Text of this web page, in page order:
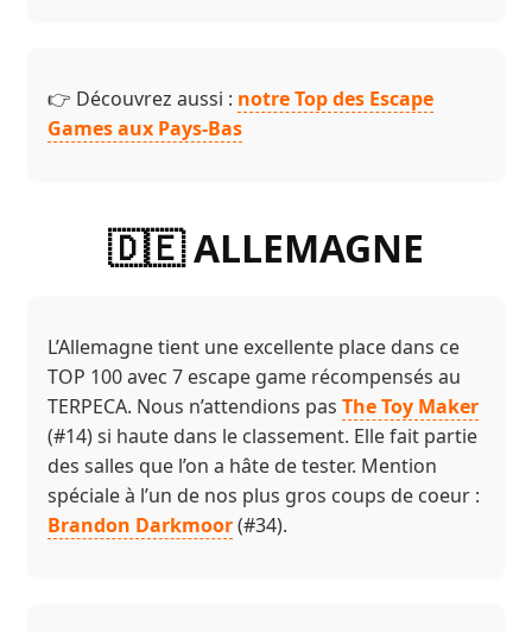
👉 Découvrez aussi : notre Top des Escape
Games aux Pays-Bas
🇩🇪 ALLEMAGNE
L’Allemagne tient une excellente place dans ce
TOP 100 avec 7 escape game récompensés au
TERPECA. Nous n’attendions pas The Toy Maker
(#14) si haute dans le classement. Elle fait partie
des salles que l’on a hâte de tester. Mention
spéciale à l’un de nos plus gros coups de coeur :
Brandon Darkmoor(#34).